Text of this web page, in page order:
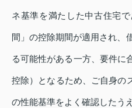
ネ基準を満たした中古住宅
間」の控除期間が適用され、
る可能性がある一方、要件に
控除）となるため、ご自身の
の性能基準をよく確認したう